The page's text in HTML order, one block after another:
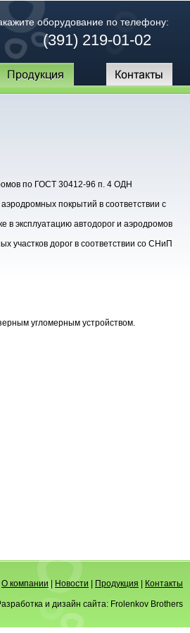
оборудование по телефону:
(391) 219-01-02
по ГОСТ 30412-96 п. 4 ОДН
покрытий в соответствии с
в эксплуатацию автодорог и аэродромов
участков дорог в соответствии со СНиП
угломерным устройством.
О компании |Новости Продукция Контакты
и дизайн сайта: Frolenkov Brothers